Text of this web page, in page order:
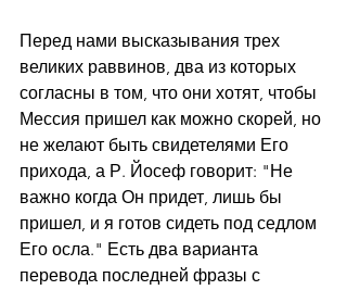
Перед нами высказывания трех
великих раввинов, два из которых
согласны в том, что они хотят, чтобы
Мессия пришел как можно скорей, но
не желают быть свидетелями Его
прихода, а Р. Йосеф говорит: "Не
важно когда Он придет, лишь бы
пришел, и я готов сидеть под седлом
Его осла." Есть два варианта
перевода последней фразы с